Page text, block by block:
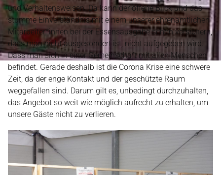
und Verhaltensweisen. Da kann der offene Blick und das
stumme Einverständnis mit einem unserer ehrenamtlichen
Mitarbeiter*innen bei der Essensausgabe schon versichern,
dass man nicht ausgesondert ist, nicht aufgegeben wird.
Dass man sich in einer Gemeinschaft mit allen Menschen
befindet. Gerade deshalb ist die Corona Krise eine schwere
Zeit, da der enge Kontakt und der geschützte Raum
weggefallen sind. Darum gilt es, unbedingt durchzuhalten,
das Angebot so weit wie möglich aufrecht zu erhalten, um
unsere Gäste nicht zu verlieren.